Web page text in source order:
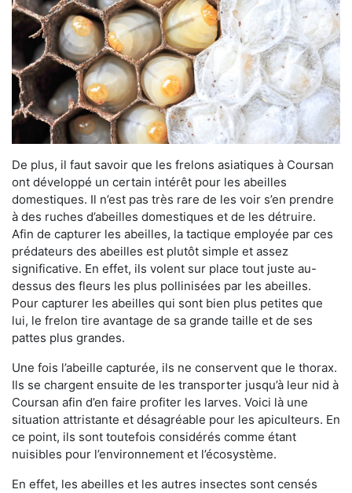
De plus, il faut savoir que les frelons asiatiques à Coursan
ont développé un certain intérêt pour les abeilles
domestiques. Il n’est pas très rare de les voir s’en prendre
à des ruches d’abeilles domestiques et de les détruire.
Afin de capturer les abeilles, la tactique employée par ces
prédateurs des abeilles est plutôt simple et assez
significative. En effet, ils volent sur place tout juste au-
dessus des fleurs les plus pollinisées par les abeilles.
Pour capturer les abeilles qui sont bien plus petites que
lui, le frelon tire avantage de sa grande taille et de ses
pattes plus grandes.
Une fois l’abeille capturée, ils ne conservent que le thorax.
Ils se chargent ensuite de les transporter jusqu’à leur nid à
Coursan afin d’en faire profiter les larves. Voici là une
situation attristante et désagréable pour les apiculteurs. En
ce point, ils sont toutefois considérés comme étant
nuisibles pour l’environnement et l’écosystème.
En effet, les abeilles et les autres insectes sont censés